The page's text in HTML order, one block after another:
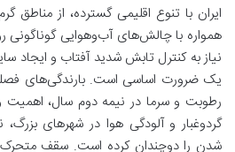
ایران با تنوع اقلیمی گسترده، از
همواره با چالش‌های آب‌وهوایی
نیاز به کنترل تابش شدید آفتاب و ایجاد
یک ضرورت اساسی است. بارندگی‌های
رطوبت و سرما در نیمه دوم سال، اهمیت
گردوغبار و آلودگی هوا در شهرهای
شدن را دوچندان کرده است. سقف متحرک،